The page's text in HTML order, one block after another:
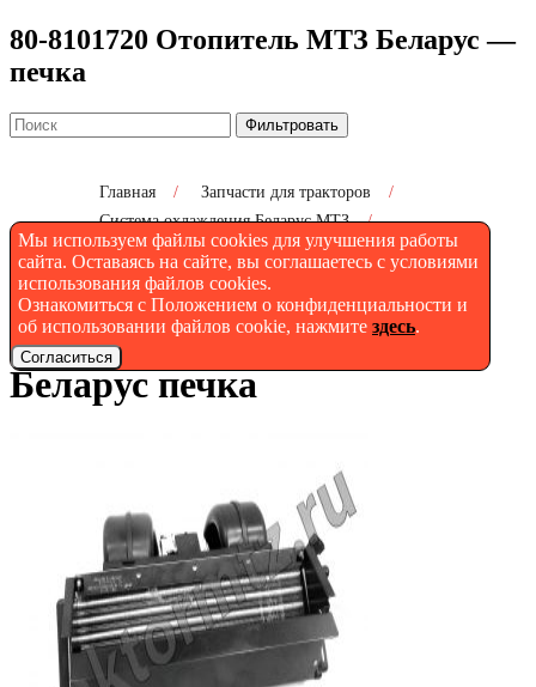
Мы используем файлы cookies для улучшения работы
сайта. Оставаясь на сайте, вы соглашаетесь с условиями
использования файлов cookies.
Ознакомиться с Положением о конфиденциальности и
об использовании файлов cookie, нажмите здесь.
Согласиться
80-8101720 Отопитель МТЗ Беларус —
печка
Фильтровать
Главная / Запчасти для тракторов
/
Система охлаждения Беларус МТЗ
/
80-8101720 Отопитель МТЗ Беларус — печка
80-8101720 Отопитель МТЗ
Беларус печка